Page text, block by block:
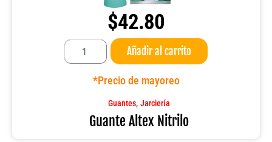
$42.80
Guante
Nitrilo
Añadir al carrito
*Precio de mayoreo
Guantes, Jarciería
Guante Altex Nitrilo